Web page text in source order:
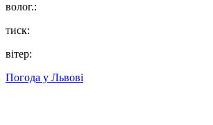
волог.:
тиск:
вітер:
Погода у Львові